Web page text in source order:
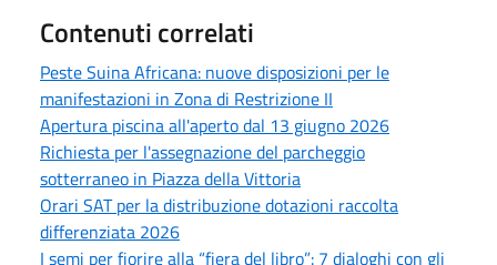
Contenuti correlati
Peste Suina Africana: nuove disposizioni per le
manifestazioni in Zona di Restrizione II
Apertura piscina all'aperto dal 13 giugno 2026
Richiesta per l'assegnazione del parcheggio
sotterraneo in Piazza della Vittoria
Orari SAT per la distribuzione dotazioni raccolta
differenziata 2026
I semi per fiorire alla “fiera del libro”: 7 dialoghi con gli